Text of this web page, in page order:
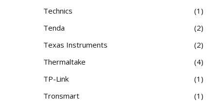
Technics
1
Tenda
2
Texas Instruments
2
Thermaltake
4
TP-Link
1
Tronsmart
1